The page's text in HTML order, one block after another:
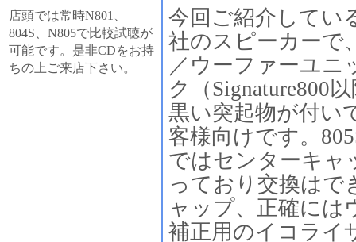
店頭では常時N801、
804S、N805で比較試聴が
可能です。是非CDをお持
ちの上ご来店下さい。
今回ご紹介してい
社のスピーカーで
／ウーファーユ
ク（Signature800
黒い突起物が付い
客様向けです。
ではセンターキャ
っており交換はで
ャップ、正確には
補正用のイコライ